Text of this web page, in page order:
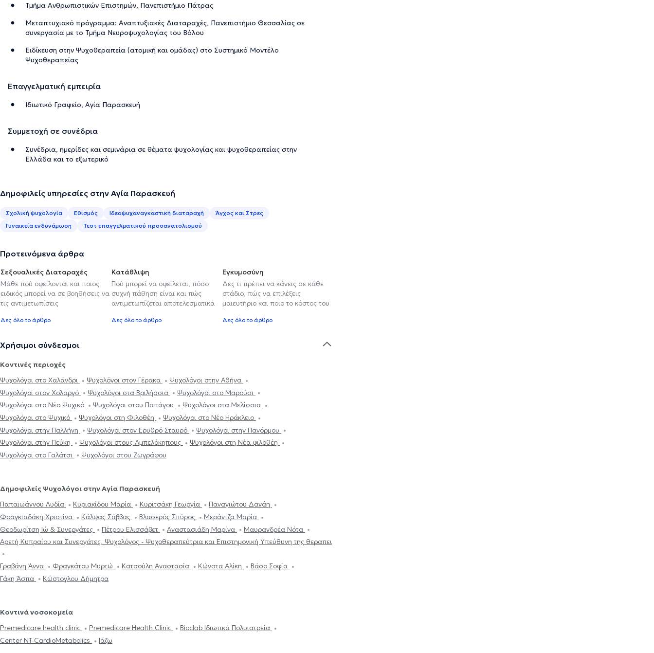
Τμήμα Ανθρωπιστικών Επιστημών, Πανεπιστήμιο Πάτρας
Μεταπτυχιακό πρόγραμμα: Αναπτυξιακές Διαταραχές, Πανεπιστήμιο Θεσσαλίας σε
συνεργασία με το Τμήμα Νευροψυχολογίας του Βόλου
Ειδίκευση στην Ψυχοθεραπεία (ατομική και ομάδας) στο Συστημικό Μοντέλο
Ψυχοθεραπείας
Επαγγελματική εμπειρία
Ιδιωτικό Γραφείο, Αγία Παρασκευή
Συμμετοχή σε συνέδρια
Συνέδρια, ημερίδες και σεμινάρια σε θέματα ψυχολογίας και ψυχοθεραπείας στην
Ελλάδα και το εξωτερικό
Δημοφιλείς υπηρεσίες στην Αγία Παρασκευή
Σχολική ψυχολογία Εθισμός Ιδεοψυχαναγκαστική διαταραχή
Άγχος και Στρες
Γυναικεία ενδυνάμωση
Τεστ επαγγελματικού προσανατολισμού
Προτεινόμενα άρθρα
Σεξουαλικές Διαταραχές
Μάθε πού οφείλονται και ποιος
ειδικός μπορεί να σε βοηθήσεις να
τις αντιμετωπίσεις
Δες όλο το άρθρο
Κατάθλιψη
Πού μπορεί να οφείλεται, πόσο
συχνή πάθηση είναι και πώς
αντιμετωπίζεται αποτελεσματικά
Δες όλο το άρθρο
Εγκυμοσύνη
Δες τι πρέπει να κάνεις σε κάθε
στάδιο, πώς να επιλέξεις
μαιευτήριο και ποιο το κόστος του
Δες όλο το άρθρο
Χρήσιμοι σύνδεσμοι
Κοντινές περιοχές
Ψυχολόγοι στο Χαλάνδρι
Ψυχολόγοι στον Γέρακα
Ψυχολόγοι στην Αθήνα
Ψυχολόγοι στον Χολαργό
Ψυχολόγοι στα Βριλήσσια
Ψυχολόγοι στο Μαρούσι
Ψυχολόγοι στο Νέο Ψυχικό
Ψυχολόγοι στου Παπάγου
Ψυχολόγοι στα Μελίσσια
Ψυχολόγοι στο Ψυχικό
Ψυχολόγοι στη Φιλοθέη
Ψυχολόγοι στο Νέο Ηράκλειο
Ψυχολόγοι στην Παλλήνη
Ψυχολόγοι στον Ερυθρό Σταυρό
Ψυχολόγοι στην Πανόρμου
Ψυχολόγοι στην Πεύκη
Ψυχολόγοι στους Αμπελόκηπους
Ψυχολόγοι στη Νέα φιλοθέη
Ψυχολόγοι στο Γαλάτσι
Ψυχολόγοι στου Ζωγράφου
Δημοφιλείς Ψυχολόγοι στην Αγία Παρασκευή
Παπαϊωάννου Λυδία
Κυριακίδου Μαρία Κυριτσάκη Γεωργία
Παναγιώτου Δανάη
Φραγκιαδάκη Χριστίνα
Κάλφας Σάββας Βλασερός Σπύρος
Μεράντζα Μαρία
Θεοδωρίτση Ιώ & Συνεργάτες
Πέτρου Ελισσάβετ Αναστασιάδη Μαρίνα
Μαυρανδρέα Νότα
Αρετή Κυπραίου και Συνεργάτες, Ψυχολόγος - Ψυχοθεραπεύτρια και Επιστημονική Υπεύθυνη της θεραπευτικής ομάδας
Γραβάνη Άννα Φραγκάτου Μυρτώ Κατσούλη Αναστασία Κώνστα Αλίκη
Βάσο Σοφία
Γάκη Άσπα
Κώστογλου Δήμητρα
Κοντινά νοσοκομεία
Premedicare health clinic
Premedicare Health Clinic
Bioclab Ιδιωτικά Πολυιατρεία
Center NT-CardioMetabolics
Ιάζω